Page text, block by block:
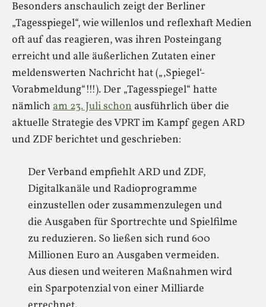
Besonders anschaulich zeigt der Berliner
„Tagesspiegel“, wie willenlos und reflexhaft Medien
oft auf das reagieren, was ihren Posteingang
erreicht und alle äußerlichen Zutaten einer
meldenswerten Nachricht hat („‚Spiegel‘-
Vorabmeldung“!!!). Der „Tagesspiegel“ hatte
nämlich am 23. Juli schon ausführlich über die
aktuelle Strategie des VPRT im Kampf gegen ARD
und ZDF berichtet und geschrieben:
Der Verband empfiehlt ARD und ZDF,
Digitalkanäle und Radioprogramme
einzustellen oder zusammenzulegen und
die Ausgaben für Sportrechte und Spielfilme
zu reduzieren. So ließen sich rund 600
Millionen Euro an Ausgaben vermeiden.
Aus diesen und weiteren Maßnahmen wird
ein Sparpotenzial von einer Milliarde